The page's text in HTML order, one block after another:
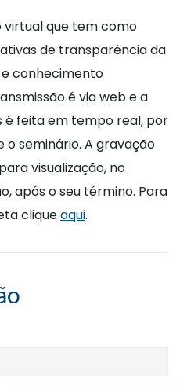
virtual que tem como
de transparência da
conhecimento
é via web e a
é feita em tempo real, por
seminário. A gravação
visualização, no
após o seu término. Para
cliqueaqui.